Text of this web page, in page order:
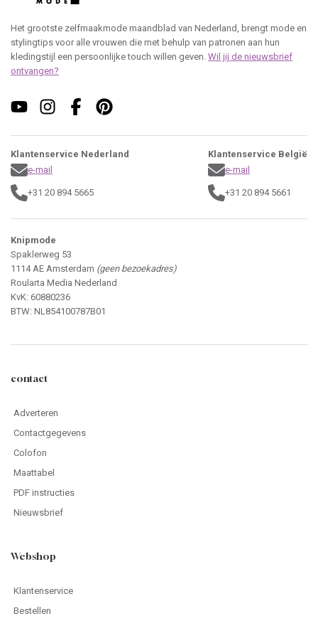
Het grootste zelfmaakmode maandblad van Nederland, brengt mode en
stylingtips voor alle vrouwen die met behulp van patronen aan hun
kledingstijl een persoonlijke touch willen geven. Wil jij de nieuwsbrief
ontvangen?
Klantenservice Nederland
e-mail
+31 20 894 5665
Klantenservice België
e-mail
+31 20 894 5661
Knipmode
Spaklerweg 53
1114 AE Amsterdam (geen bezoekadres)
Roularta Media Nederland
KvK: 60880236
BTW: NL854100787B01
contact
Adverteren
Contactgegevens
Colofon
Maattabel
PDF instructies
Nieuwsbrief
Webshop
Klantenservice
Bestellen